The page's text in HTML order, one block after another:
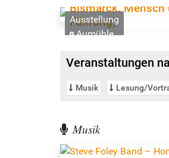
Bismarck.
Führung)
Ausstellung
Aumühle
Veranstaltungen
Musik Lesung/
Musik